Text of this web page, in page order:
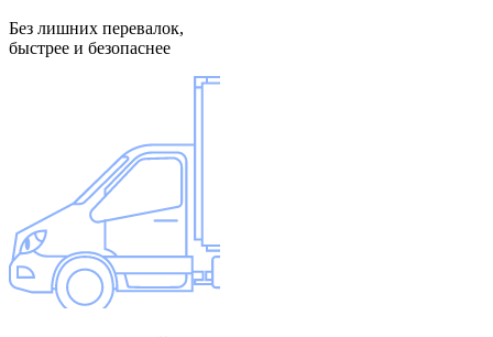
Без лишних перевалок,
быстрее и безопаснее